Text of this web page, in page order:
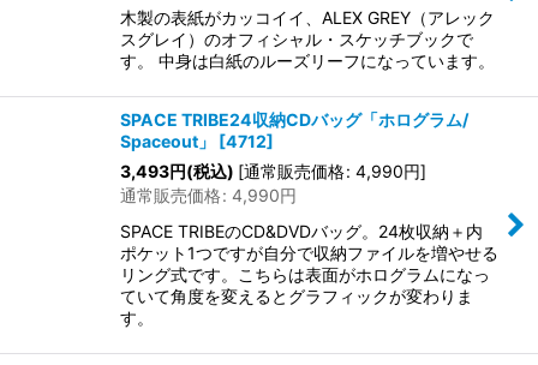
木製の表紙がカッコイイ、ALEX GREY（アレック
スグレイ）のオフィシャル・スケッチブックで
す。 中身は白紙のルーズリーフになっています。
SPACE TRIBE24収納CDバッグ「ホログラム/
Spaceout」
[4712]
3,493円(税込) [通常販売価格: 4,990円]
通常販売価格: 4,990円
SPACE TRIBEのCD&DVDバッグ。24枚収納＋内
ポケット1つですが自分で収納ファイルを増やせる
リング式です。こちらは表面がホログラムになっ
ていて角度を変えるとグラフィックが変わりま
す。